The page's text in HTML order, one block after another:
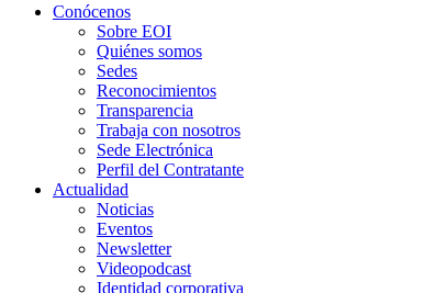
Conócenos
Sobre EOI
Quiénes somos
Sedes
Reconocimientos
Transparencia
Trabaja con nosotros
Sede Electrónica
Perfil del Contratante
Actualidad
Noticias
Eventos
Newsletter
Videopodcast
Identidad corporativa